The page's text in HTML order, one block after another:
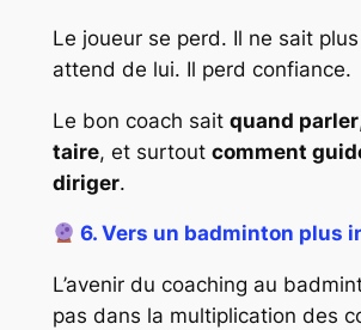
Le joueur se perd. Il ne sait plus
attend de lui. Il perd confiance.
Le bon coach sait quand parler
taire, et surtout comment
diriger.
6. Vers un badminton plus
L’avenir du coaching au
pas dans la multiplication des